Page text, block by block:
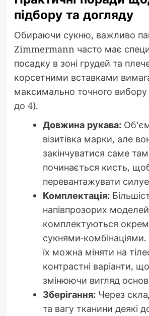
підбору та догляду
Обираючи сукню, важливо
Zimmermann часто має
посадку в зоні грудей та
корсетними вставками
максимально точного вибору
до 4).
Довжина рукава:
візитівка марки, але
закінчуватися саме
починається кисть,
перевантажувати
Комплектація:
напівпрозорих моделей
комплектуються
сукнями-
їх можна міняти на
контрастні варіанти,
змінюючи вигляд
Зберігання:Через
та вагу тканини деякі